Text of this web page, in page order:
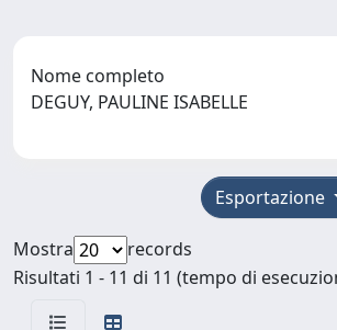
Nome completo
DEGUY, PAULINE ISABELLE
Esportazione
Mostra
records
Risultati 1 - 11 di 11 (tempo di